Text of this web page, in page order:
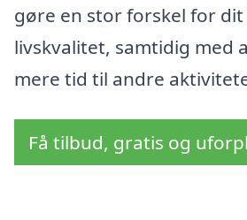
gøre en stor forskel for
livskvalitet, samtidig med
mere tid til andre
Få tilbud, gratis og